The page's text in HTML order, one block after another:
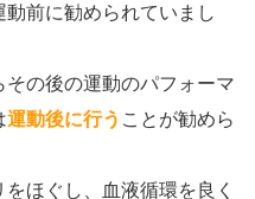
前に勧められていまし
の後の運動のパフォーマ
運動後に行う ことが勧めら
ほぐし、血液循環を良く